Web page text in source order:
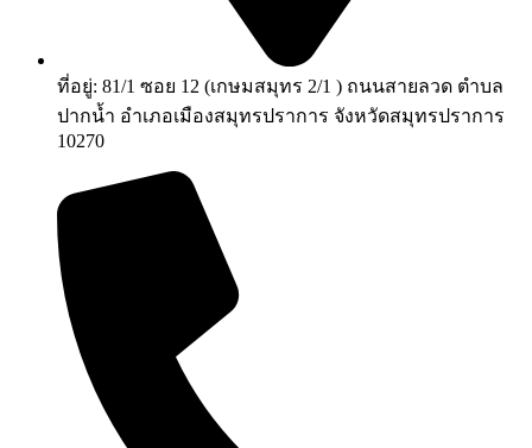
ที่อยู่: 81/1 ซอย 12 (เกษมสมุทร 2/1 ) ถนนสายลวด ตำบล
ปากน้ำ อำเภอเมืองสมุทรปราการ จังหวัดสมุทรปราการ
10270